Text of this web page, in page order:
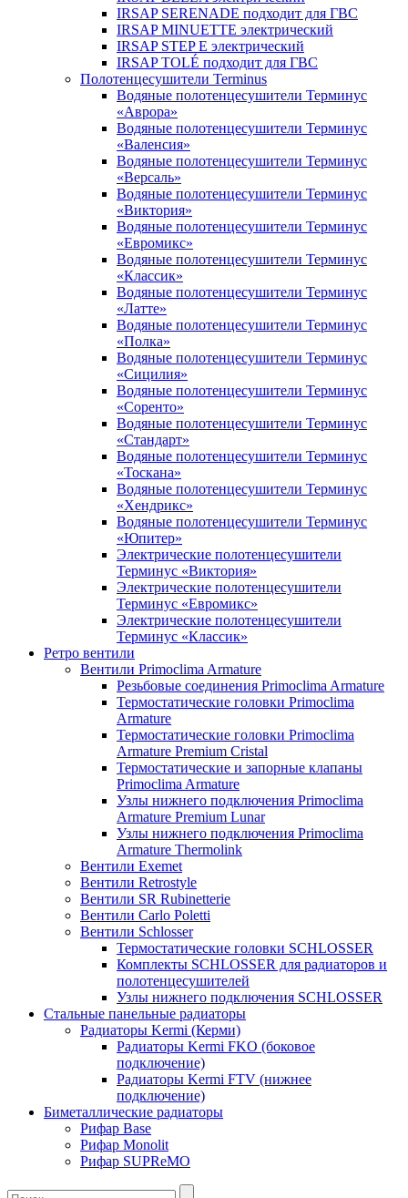
IRSAP SERENADE подходит для ГВС
IRSAP MINUETTE электрический
IRSAP STEP E электрический
IRSAP TOLÉ подходит для ГВС
Полотенцесушители Terminus
Водяные полотенцесушители Терминус
«Аврора»
Водяные полотенцесушители Терминус
«Валенсия»
Водяные полотенцесушители Терминус
«Версаль»
Водяные полотенцесушители Терминус
«Виктория»
Водяные полотенцесушители Терминус
«Евромикс»
Водяные полотенцесушители Терминус
«Классик»
Водяные полотенцесушители Терминус
«Латте»
Водяные полотенцесушители Терминус
«Полка»
Водяные полотенцесушители Терминус
«Сицилия»
Водяные полотенцесушители Терминус
«Соренто»
Водяные полотенцесушители Терминус
«Стандарт»
Водяные полотенцесушители Терминус
«Тоскана»
Водяные полотенцесушители Терминус
«Хендрикс»
Водяные полотенцесушители Терминус
«Юпитер»
Электрические полотенцесушители
Терминус «Виктория»
Электрические полотенцесушители
Терминус «Евромикс»
Электрические полотенцесушители
Терминус «Классик»
Ретро вентили
Вентили Primoclima Armature
Резьбовые соединения Primoclima Armature
Термостатические головки Primoclima
Armature
Термостатические головки Primoclima
Armature Premium Cristal
Термостатические и запорные клапаны
Primoclima Armature
Узлы нижнего подключения Primoclima
Armature Premium Lunar
Узлы нижнего подключения Primoclima
Armature Thermolink
Вентили Exemet
Вентили Retrostyle
Вентили SR Rubinetterie
Вентили Carlo Poletti
Вентили Schlosser
Термостатические головки SCHLOSSER
Комплекты SCHLOSSER для радиаторов и
полотенцесушителей
Узлы нижнего подключения SCHLOSSER
Стальные панельные радиаторы
Радиаторы Kermi (Керми)
Радиаторы Kermi FKO (боковое
подключение)
Радиаторы Kermi FTV (нижнее
подключение)
Биметаллические радиаторы
Рифар Base
Рифар Monolit
Рифар SUPReMO